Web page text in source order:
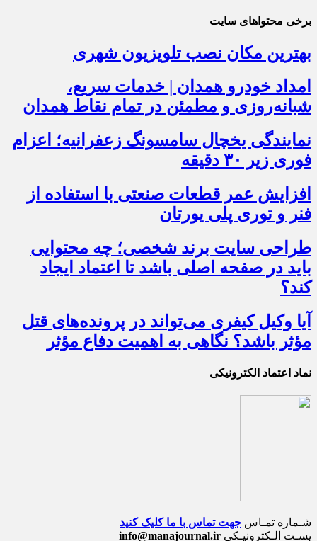
برخی محتواهای سایت
بهترین مکان نصب تلویزیون شهری
امداد خودرو همدان | خدمات سریع،
شبانه‌روزی و مطمئن در تمام نقاط همدان
نمایندگی یخچال سامسونگ زعفرانیه؛ اعزام
فوری زیر ۳۰ دقیقه
افزایش عمر قطعات صنعتی با استفاده از
فنر و توری پلی یورتان
طراحی سایت برند شخصی؛ چه محتوایی
باید در صفحه اصلی باشد تا اعتماد ایجاد
کند؟
آیا وکیل کیفری می‌تواند در پرونده‌های قتل
مؤثر باشد؟ نگاهی به اهمیت دفاع مؤثر
نماد اعتماد الکترونیکی
شـماره تمـاس جهت تماس با ما کلیک کنید
پسـت الـکترونیـکی info@manajournal.ir